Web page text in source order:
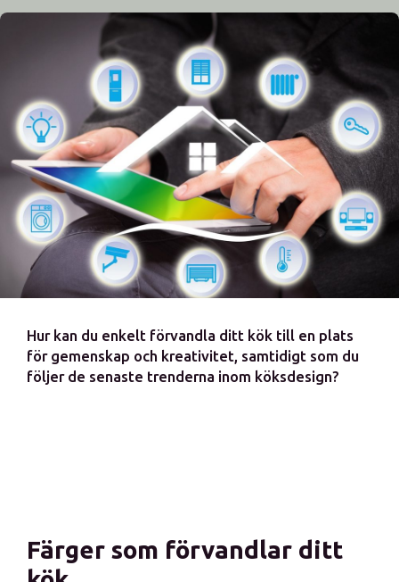
Hur kan du enkelt förvandla ditt kök till en plats
för gemenskap och kreativitet, samtidigt som du
följer de senaste trenderna inom köksdesign?
Färger som förvandlar ditt